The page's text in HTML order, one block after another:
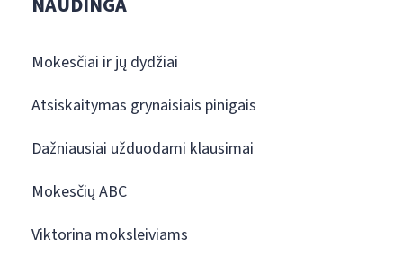
Mokesčiai ir jų dydžiai
Atsiskaitymas grynaisiais pinigais
Dažniausiai užduodami klausimai
Mokesčių ABC
Viktorina moksleiviams